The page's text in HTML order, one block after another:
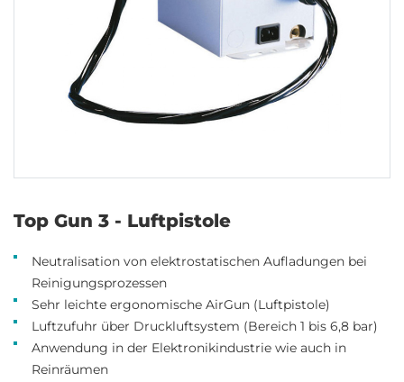
Top Gun 3 - Luftpistole
Neutralisation von elektrostatischen Aufladungen bei
Reinigungsprozessen
Sehr leichte ergonomische AirGun (Luftpistole)
Luftzufuhr über Druckluftsystem (Bereich 1 bis 6,8 bar)
Anwendung in der Elektronikindustrie wie auch in
Reinräumen